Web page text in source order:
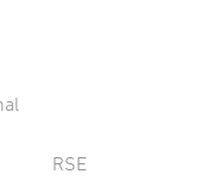
RSE